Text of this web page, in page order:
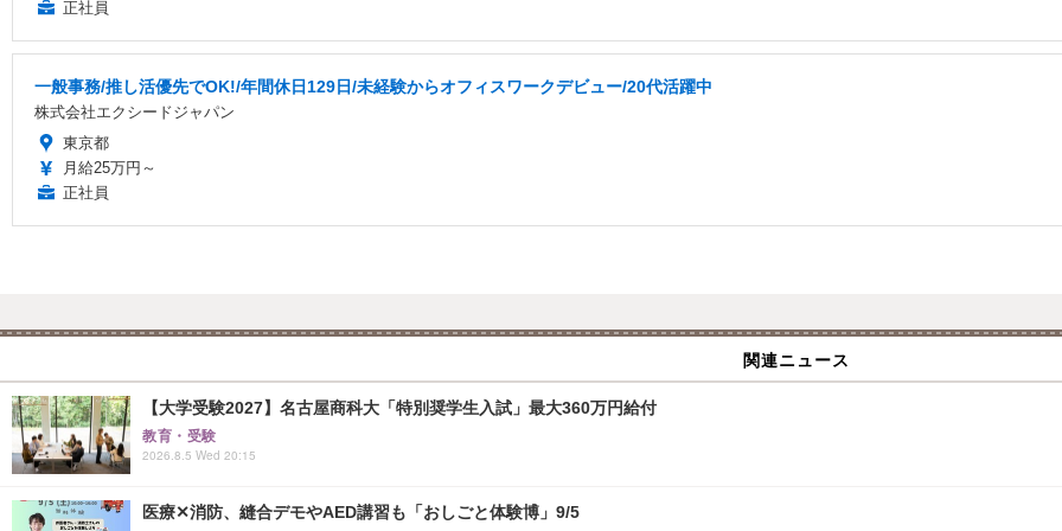
正社員
一般事務/推し活優先でOK!/年間休日129日/未経験からオフィスワークデビュー/20代活躍中
株式会社エクシードジャパン
東京都
月給25万円～
正社員
関連ニュース
【大学受験2027】名古屋商科大「特別奨学生入試」最大360万円給付
教育・受験
2026.8.5 Wed 20:15
医療✕消防、縫合デモやAED講習も「おしごと体験博」9/5